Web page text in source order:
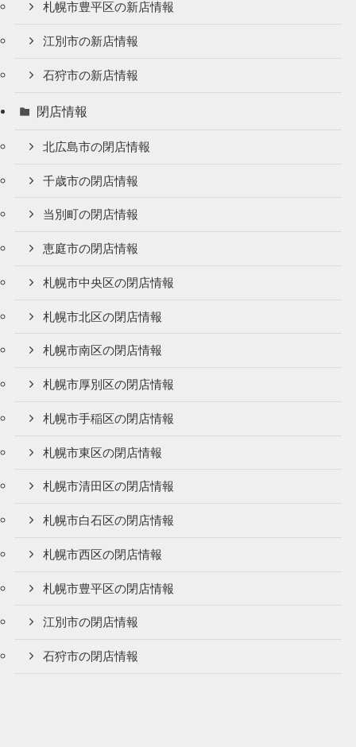
札幌市豊平区の新店情報
江別市の新店情報
石狩市の新店情報
閉店情報
北広島市の閉店情報
千歳市の閉店情報
当別町の閉店情報
恵庭市の閉店情報
札幌市中央区の閉店情報
札幌市北区の閉店情報
札幌市南区の閉店情報
札幌市厚別区の閉店情報
札幌市手稲区の閉店情報
札幌市東区の閉店情報
札幌市清田区の閉店情報
札幌市白石区の閉店情報
札幌市西区の閉店情報
札幌市豊平区の閉店情報
江別市の閉店情報
石狩市の閉店情報